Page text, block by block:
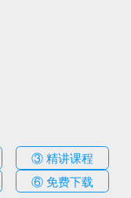
③ 精讲课程
⑥ 免费下载